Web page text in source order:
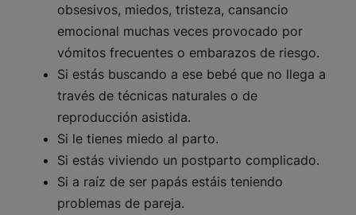
obsesivos, miedos, tristeza, cansancio
emocional muchas veces provocado por
vómitos frecuentes o embarazos de riesgo.
Si estás buscando a ese bebé que no llega a
través de técnicas naturales o de
reproducción asistida.
Si le tienes miedo al parto.
Si estás viviendo un postparto complicado.
Si a raíz de ser papás estáis teniendo
problemas de pareja.